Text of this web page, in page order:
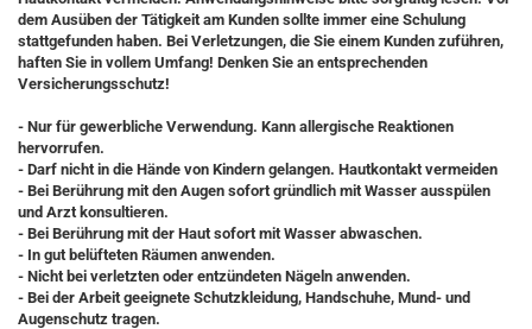
dem Ausüben der Tätigkeit am Kunden sollte immer eine Schulung
stattgefunden haben. Bei Verletzungen, die Sie einem Kunden zuführen,
haften Sie in vollem Umfang! Denken Sie an entsprechenden
Versicherungsschutz!
- Nur für gewerbliche Verwendung. Kann allergische Reaktionen
hervorrufen.
- Darf nicht in die Hände von Kindern gelangen. Hautkontakt vermeiden
- Bei Berührung mit den Augen sofort gründlich mit Wasser ausspülen
und Arzt konsultieren.
- Bei Berührung mit der Haut sofort mit Wasser abwaschen.
- In gut belüfteten Räumen anwenden.
- Nicht bei verletzten oder entzündeten Nägeln anwenden.
- Bei der Arbeit geeignete Schutzkleidung, Handschuhe, Mund- und
Augenschutz tragen.